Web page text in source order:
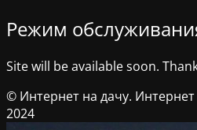
Режим
Site will be available soon.
© Интернет на дачу.
2024